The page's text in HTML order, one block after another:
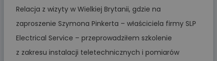
Relacja z wizyty w Wielkiej Brytanii, gdzie na
zaproszenie Szymona Pinkerta – właściciela firmy SLP
Electrical Service – przeprowadziłem szkolenie
z zakresu instalacji teletechnicznych i pomiarów